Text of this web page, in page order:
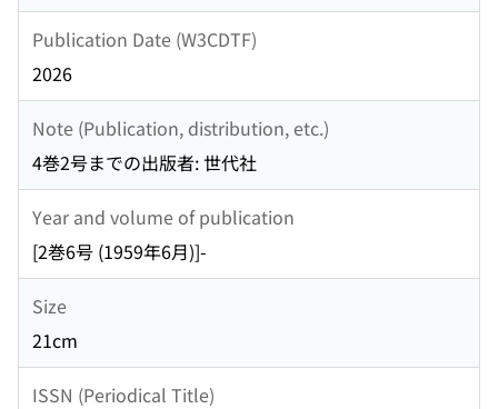
Publication Date (W3CDTF)
2026
Note (Publication, distribution, etc.)
4巻2号までの出版者: 世代社
Year and volume of publication
[2巻6号 (1959年6月)]-
Size
21cm
ISSN (Periodical Title)